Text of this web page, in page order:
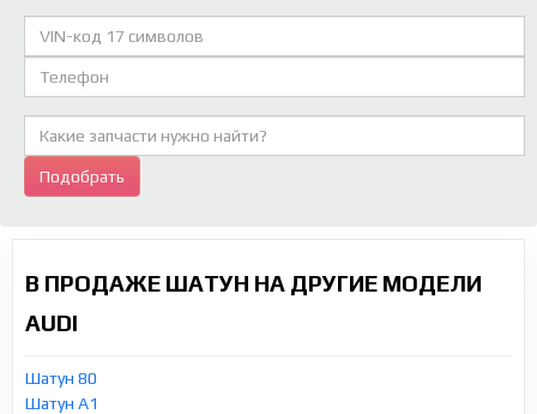
Подобрать
В ПРОДАЖЕ ШАТУН НА ДРУГИЕ МОДЕЛИ
AUDI
Шатун 80
Шатун A1